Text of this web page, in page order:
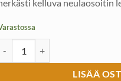
kelluva neulaosoitin
LISÄÄ